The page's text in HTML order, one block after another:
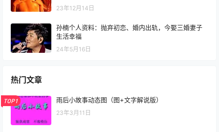
23年12月14日
孙楠个人资料：抛弃初恋、婚内出轨，今娶三婚妻子
生活幸福
24年5月16日
热门文章
TOP1 雨后小故事动态图（图+文字解说版）
23年3月11日